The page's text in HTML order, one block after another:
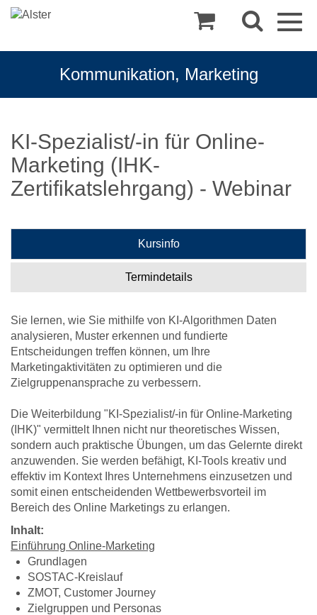
Kommunikation, Marketing
KI-Spezialist/-in für Online-
Marketing (IHK-
Zertifikatslehrgang) - Webinar
Kursinfo
Termindetails
Sie lernen, wie Sie mithilfe von KI-Algorithmen Daten
analysieren, Muster erkennen und fundierte
Entscheidungen treffen können, um Ihre
Marketingaktivitäten zu optimieren und die
Zielgruppenansprache zu verbessern.
Die Weiterbildung "KI-Spezialist/-in für Online-Marketing
(IHK)" vermittelt Ihnen nicht nur theoretisches Wissen,
sondern auch praktische Übungen, um das Gelernte direkt
anzuwenden. Sie werden befähigt, KI-Tools kreativ und
effektiv im Kontext Ihres Unternehmens einzusetzen und
somit einen entscheidenden Wettbewerbsvorteil im
Bereich des Online Marketings zu erlangen.
Inhalt:
Einführung Online-Marketing
Grundlagen
SOSTAC-Kreislauf
ZMOT, Customer Journey
Zielgruppen und Personas